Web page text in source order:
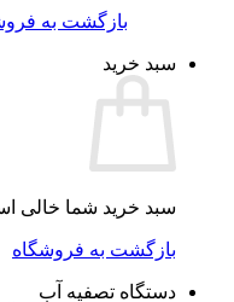
بازگشت به
سبد خرید
سبد خرید شما خالی
بازگشت به فروشگاه
دستگاه تصفیه آب